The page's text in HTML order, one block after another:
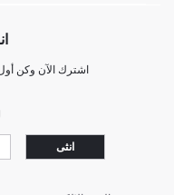
اشترك الآن وكن
انثى